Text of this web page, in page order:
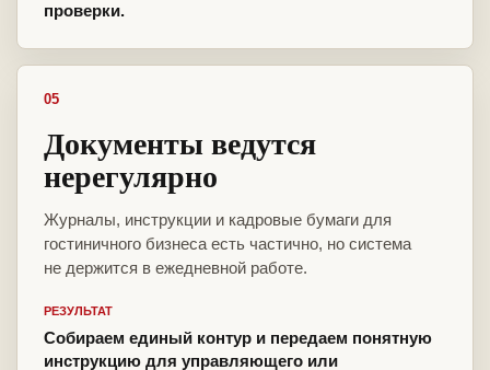
проверки.
05
Документы ведутся
нерегулярно
Журналы, инструкции и кадровые бумаги для
гостиничного бизнеса есть частично, но система
не держится в ежедневной работе.
РЕЗУЛЬТАТ
Собираем единый контур и передаем понятную
инструкцию для управляющего или